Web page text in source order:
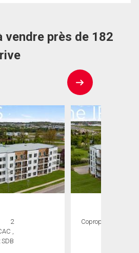
vendre près de 182
2
,
SDB
Copropriété